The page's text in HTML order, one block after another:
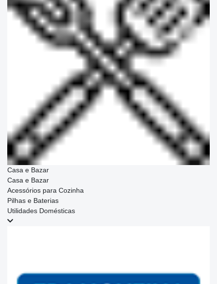
Casa e Bazar
Casa e Bazar
Acessórios para Cozinha
Pilhas e Baterias
Utilidades Domésticas